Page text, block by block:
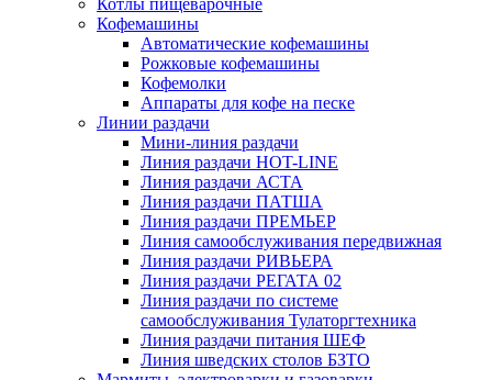
Котлы пищеварочные
Кофемашины
Автоматические кофемашины
Рожковые кофемашины
Кофемолки
Аппараты для кофе на песке
Линии раздачи
Мини-линия раздачи
Линия раздачи HOT-LINE
Линия раздачи АСТА
Линия раздачи ПАТША
Линия раздачи ПРЕМЬЕР
Линия самообслуживания передвижная
Линия раздачи РИВЬЕРА
Линия раздачи РЕГАТА 02
Линия раздачи по системе
самообслуживания Тулаторгтехника
Линия раздачи питания ШЕФ
Линия шведских столов БЗТО